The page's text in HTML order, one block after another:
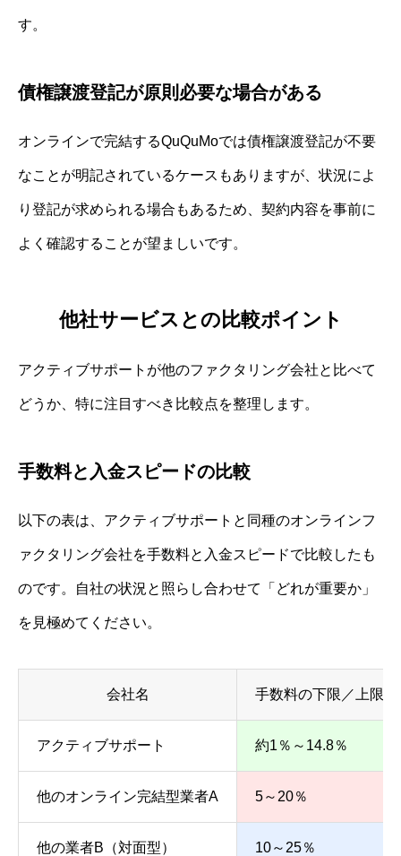
す。
債権譲渡登記が原則必要な場合がある
オンラインで完結するQuQuMoでは債権譲渡登記が不要
なことが明記されているケースもありますが、状況によ
り登記が求められる場合もあるため、契約内容を事前に
よく確認することが望ましいです。
他社サービスとの比較ポイント
アクティブサポートが他のファクタリング会社と比べて
どうか、特に注目すべき比較点を整理します。
手数料と入金スピードの比較
以下の表は、アクティブサポートと同種のオンラインフ
ァクタリング会社を手数料と入金スピードで比較したも
のです。自社の状況と照らし合わせて「どれが重要か」
を見極めてください。
会社名 手数料の下限／上限
アクティブサポート 約1％～14.8％
他のオンライン完結型業者A 5～20％
他の業者B（対面型） 10～25％